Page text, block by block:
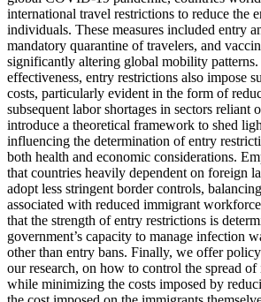
international travel restrictions to reduce the
individuals. These measures included entry
mandatory quarantine of travelers, and
significantly altering global mobility
effectiveness, entry restrictions also impose
costs, particularly evident in the form of
subsequent labor shortages in sectors reliant
introduce a theoretical framework to shed
influencing the determination of entry
both health and economic considerations.
that countries heavily dependent on foreign
adopt less stringent border controls,
associated with reduced immigrant
that the strength of entry restrictions is
government’s capacity to manage infection
other than entry bans. Finally, we offer
our research, on how to control the spread of
while minimizing the costs imposed by